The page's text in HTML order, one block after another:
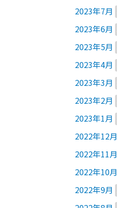
2023年7月
2023年6月
2023年5月
2023年4月
2023年3月
2023年2月
2023年1月
2022年12月
2022年11月
2022年10月
2022年9月